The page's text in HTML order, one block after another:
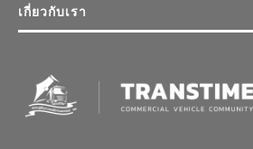
เกี่ยวกับเรา